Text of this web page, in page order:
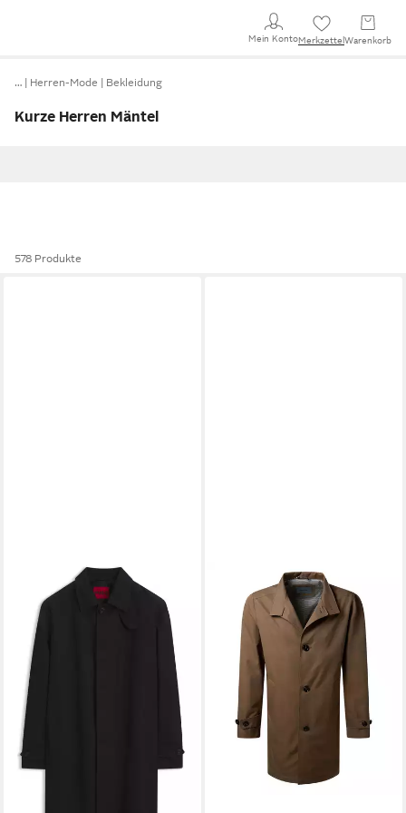
Mein KontoMerkzettel Warenkorb
… Herren-Mode Bekleidung
Kurze Herren Mäntel
578 Produkte